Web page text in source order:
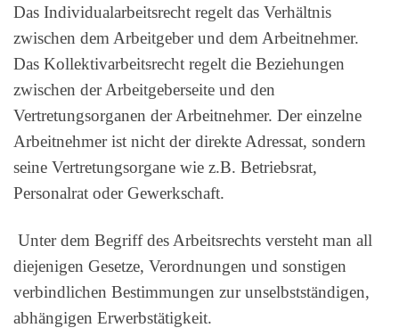
Das Individualarbeitsrecht regelt das Verhältnis
zwischen dem Arbeitgeber und dem Arbeitnehmer.
Das Kollektivarbeitsrecht regelt die Beziehungen
zwischen der Arbeitgeberseite und den
Vertretungsorganen der Arbeitnehmer. Der einzelne
Arbeitnehmer ist nicht der direkte Adressat, sondern
seine Vertretungsorgane wie z.B. Betriebsrat,
Personalrat oder Gewerkschaft.
Unter dem Begriff des Arbeitsrechts versteht man all
diejenigen Gesetze, Verordnungen und sonstigen
verbindlichen Bestimmungen zur unselbstständigen,
abhängigen Erwerbstätigkeit.